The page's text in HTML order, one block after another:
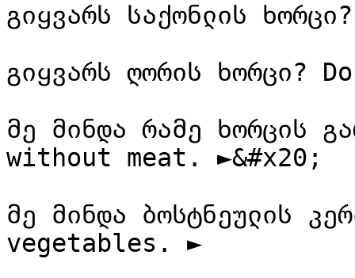
გიყვარს საქონლის
გიყვარს ღორის ხორცი?
მე მინდა რამე ხორცის
without meat. ►&#x20;
მე მინდა ბოსტნეულის
vegetables. ►